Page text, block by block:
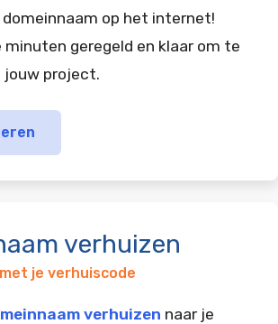
op het internet!
minuten geregeld en klaar om te
jouw project.
verhuizen
je verhuiscode
verhuizen naar je